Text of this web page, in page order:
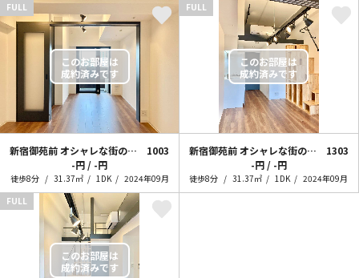
FULL
新宿御苑前 オシャレな街の住人
1003
-円 / -円
徒歩8分 31.37㎡ 1DK 2024年09月
FULL
新宿御苑前 オシャレな街の住人~+loft~
1303
-円 / -円
徒歩8分 31.37㎡ 1DK
2024年09月
FULL